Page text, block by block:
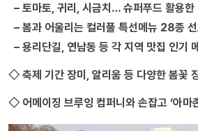
– 토마토, 귀리, 시금치… 슈퍼푸드 활용한
– 봄과 어울리는 컬러풀 특선메뉴 28종 선
– 용리단길, 연남동 등 각 지역 맛집 인기
◇ 축제 기간 장미, 알리움 등 다양한 봄꽃
◇ 어메이징 브루잉 컴퍼니와 손잡고 ‘아마